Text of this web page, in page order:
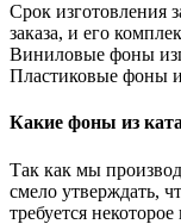
Срок изготовления
заказа, и его
Виниловые фоны
Пластиковые фоны
Какие фоны из
Так как мы
смело утверждать,
требуется